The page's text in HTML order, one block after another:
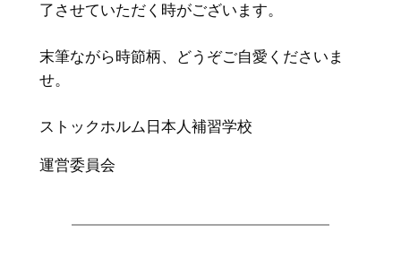
了させていただく時がございます。
末筆ながら時節柄、どうぞご自愛くださいま
せ。
ストックホルム日本人補習学校
運営委員会